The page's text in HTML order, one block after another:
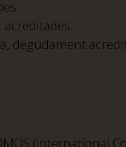
acreditades.
degudament
(International